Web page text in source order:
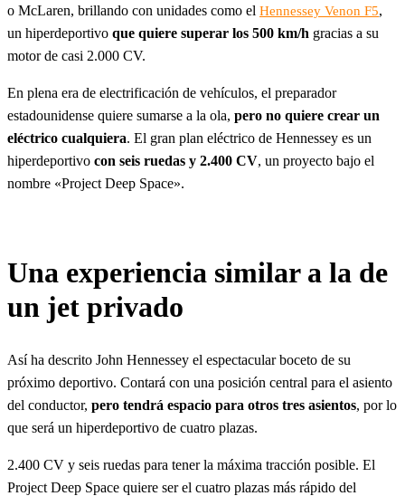
o McLaren, brillando con unidades como el Hennessey Venon F5,
un hiperdeportivo que quiere superar los 500 km/h gracias a su
motor de casi 2.000 CV.
En plena era de electrificación de vehículos, el preparador
estadounidense quiere sumarse a la ola, pero no quiere crear un
eléctrico cualquiera. El gran plan eléctrico de Hennessey es un
hiperdeportivo con seis ruedas y 2.400 CV, un proyecto bajo el
nombre «Project Deep Space».
Una experiencia similar a la de
un jet privado
Así ha descrito John Hennessey el espectacular boceto de su
próximo deportivo. Contará con una posición central para el asiento
del conductor, pero tendrá espacio para otros tres asientos, por lo
que será un hiperdeportivo de cuatro plazas.
2.400 CV y seis ruedas para tener la máxima tracción posible. El
Project Deep Space quiere ser el cuatro plazas más rápido del